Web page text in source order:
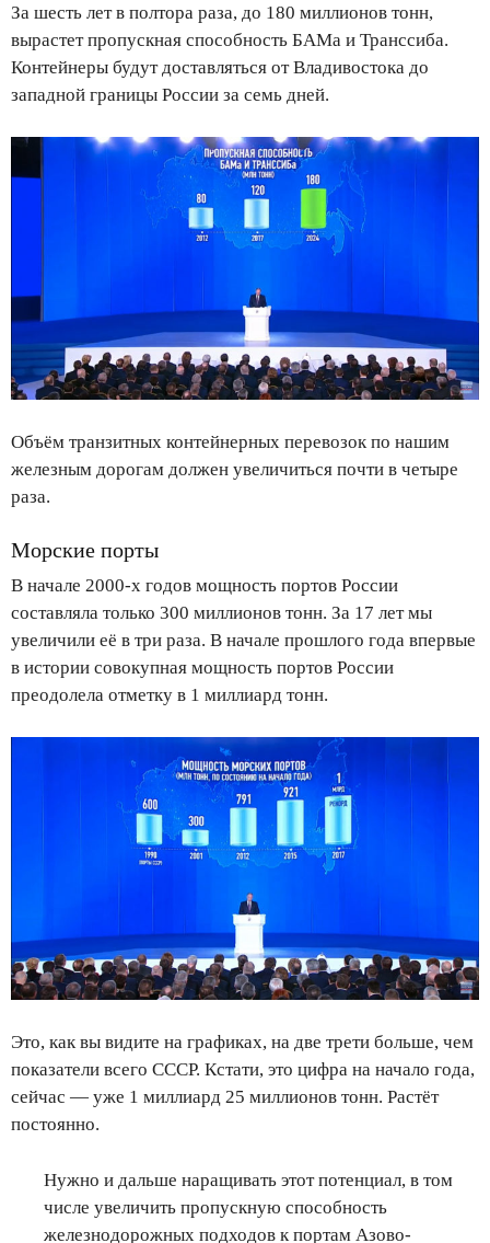
За шесть лет в полтора раза, до 180 миллионов тонн,
вырастет пропускная способность БАМа и Транссиба.
Контейнеры будут доставляться от Владивостока до
западной границы России за семь дней.
Объём транзитных контейнерных перевозок по нашим
железным дорогам должен увеличиться почти в четыре
раза.
Морские порты
В начале 2000-х годов мощность портов России
составляла только 300 миллионов тонн. За 17 лет мы
увеличили её в три раза. В начале прошлого года впервые
в истории совокупная мощность портов России
преодолела отметку в 1 миллиард тонн.
Это, как вы видите на графиках, на две трети больше, чем
показатели всего СССР. Кстати, это цифра на начало года,
сейчас — уже 1 миллиард 25 миллионов тонн. Растёт
постоянно.
Нужно и дальше наращивать этот потенциал, в том
числе увеличить пропускную способность
железнодорожных подходов к портам Азово-